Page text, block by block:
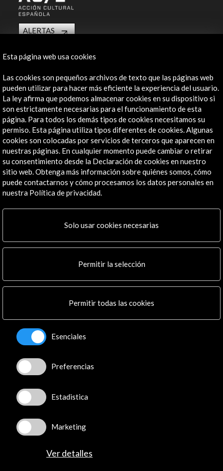
ALERTAS
Contacta
info@accioncultural.es
+34 91 700 4000
José Abascal, 4 - 4º
28003 Madrid, España
Canales de contacto
Explora
Institucional
Programa PICE
Residencias
Multimedia
Boletín digital
Logo y crédito a AC/E
Conecta
X (Twitter)
Instagram
LinkedIn
Youtube
Spotify
Flickr
TikTok
Esta página web usa cookies
Las cookies son pequeños archivos de texto que las páginas web
pueden utilizar para hacer más eficiente la experiencia del usuario.
La ley afirma que podemos almacenar cookies en su dispositivo si
son estrictamente necesarias para el funcionamiento de esta
página. Para todos los demás tipos de cookies necesitamos su
permiso. Esta página utiliza tipos diferentes de cookies. Algunas
cookies son colocadas por servicios de terceros que aparecen en
nuestras páginas. En cualquier momento puede cambiar o retirar
su consentimiento desde la Declaración de cookies en nuestro
sitio web. Obtenga más información sobre quiénes somos, cómo
puede contactarnos y cómo procesamos los datos personales en
nuestra Política de privacidad.
Solo usar cookies necesarias
Permitir la selección
Permitir todas las cookies
Esenciales
Preferencias
Estadistica
Marketing
Ver detalles